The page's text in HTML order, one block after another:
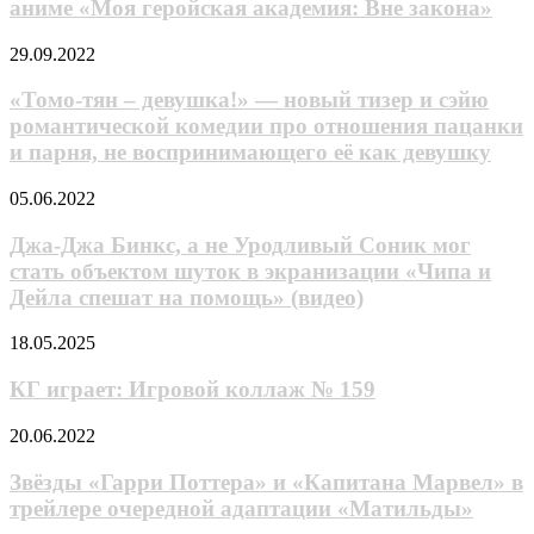
полноценный
милой
фэнтези-
романтики
втором
аниме
геройская
академия:
Вне
закона»
аниме «Моя геройская академия: Вне закона»
«Томо-
–
—
новый
и
романтической
комедии
про
отношения
пацанки
и
не
её
девушку
29.09.2022
«Томо-тян – девушка!» — новый тизер и сэйю
романтической комедии про отношения пацанки
и парня, не воспринимающего её как девушку
Джа-
Бинкс,
а
не
Уродливый
мог
объектом
в
«Чипа
и
Дейла
05.06.2022
Джа-Джа Бинкс, а не Уродливый Соник мог
стать объектом шуток в экранизации «Чипа и
Дейла спешат на помощь» (видео)
КГ
Игровой
коллаж
№
159
18.05.2025
КГ играет: Игровой коллаж № 159
Звёзды
Поттера»
и
«Капитана
20.06.2022
Звёзды «Гарри Поттера» и «Капитана Марвел» в
трейлере очередной адаптации «Матильды»